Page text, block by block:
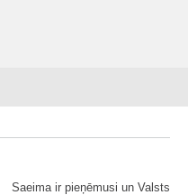
Saeima ir pieņēmusi un Valsts